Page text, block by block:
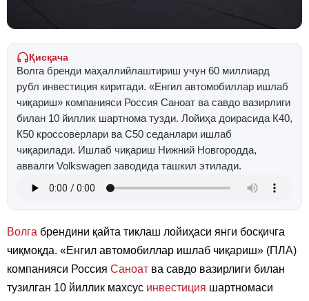
Қисқача
Волга бренди маҳаллийлаштириш учун 60 миллиард
рубл инвестиция киритади. «Енгил автомобиллар ишлаб
чиқариш» компанияси Россия Саноат ва савдо вазирлиги
билан 10 йиллик шартнома тузди. Лойиҳа доирасида К40,
К50 кроссоверлари ва C50 седанлари ишлаб
чиқарилади. Ишлаб чиқариш Нижний Новгородда,
аввалги Volkswagen заводида ташкил этилади.
Волга брендини қайта тиклаш лойиҳаси янги босқичга
чиқмоқда. «Енгил автомобиллар ишлаб чиқариш» (ПЛА)
компанияси Россия Саноат ва савдо вазирлиги билан
тузилган 10 йиллик махсус инвестиция шартномаси